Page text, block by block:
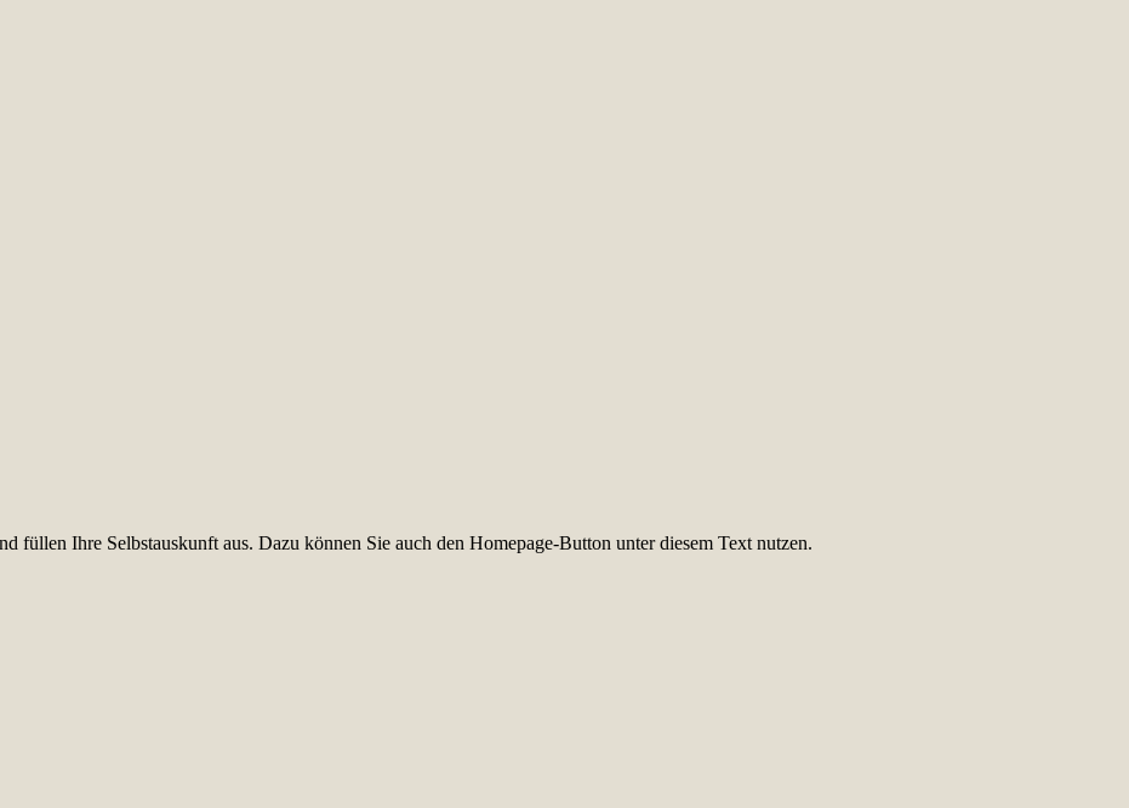
füllen Ihre Selbstauskunft aus. Dazu können Sie auch den Homepage-Button unter diesem Text nutzen.